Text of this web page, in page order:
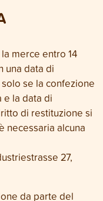
merce entro 14
una data di
se la confezione
e la data di
di restituzione si
necessaria alcuna
27,
da parte del